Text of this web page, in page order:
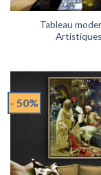
Tableau
Artistiques
- 50%